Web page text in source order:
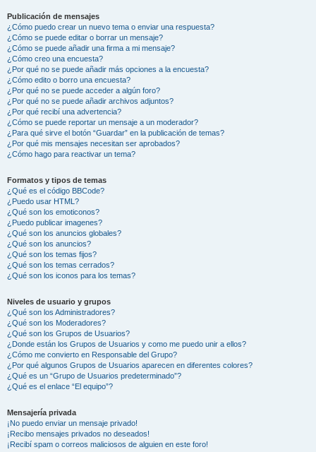
Publicación de mensajes
¿Cómo puedo crear un nuevo tema o enviar una respuesta?
¿Cómo se puede editar o borrar un mensaje?
¿Cómo se puede añadir una firma a mi mensaje?
¿Cómo creo una encuesta?
¿Por qué no se puede añadir más opciones a la encuesta?
¿Cómo edito o borro una encuesta?
¿Por qué no se puede acceder a algún foro?
¿Por qué no se puede añadir archivos adjuntos?
¿Por qué recibí una advertencia?
¿Cómo se puede reportar un mensaje a un moderador?
¿Para qué sirve el botón “Guardar” en la publicación de temas?
¿Por qué mis mensajes necesitan ser aprobados?
¿Cómo hago para reactivar un tema?
Formatos y tipos de temas
¿Qué es el código BBCode?
¿Puedo usar HTML?
¿Qué son los emoticonos?
¿Puedo publicar imagenes?
¿Qué son los anuncios globales?
¿Qué son los anuncios?
¿Qué son los temas fijos?
¿Qué son los temas cerrados?
¿Qué son los iconos para los temas?
Niveles de usuario y grupos
¿Qué son los Administradores?
¿Qué son los Moderadores?
¿Qué son los Grupos de Usuarios?
¿Donde están los Grupos de Usuarios y como me puedo unir a ellos?
¿Cómo me convierto en Responsable del Grupo?
¿Por qué algunos Grupos de Usuarios aparecen en diferentes colores?
¿Qué es un “Grupo de Usuarios predeterminado”?
¿Qué es el enlace “El equipo”?
Mensajería privada
¡No puedo enviar un mensaje privado!
¡Recibo mensajes privados no deseados!
¡Recibí spam o correos maliciosos de alguien en este foro!